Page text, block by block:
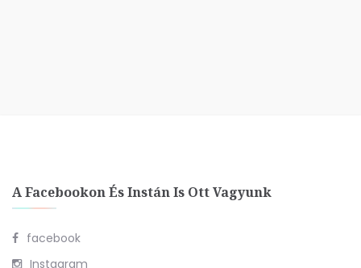
A Facebookon És Instán Is Ott Vagyunk
facebook
Instagram